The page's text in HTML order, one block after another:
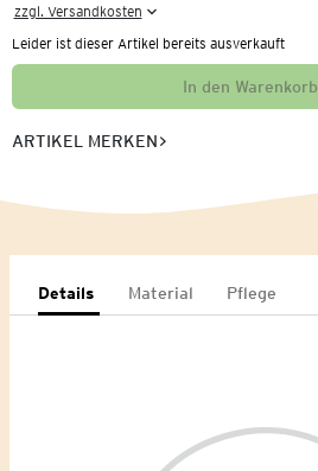
zzgl. Versandkosten
Leider ist dieser Artikel bereits ausverkauft
In den Warenkorb
ARTIKEL MERKEN
Details Material Pflege